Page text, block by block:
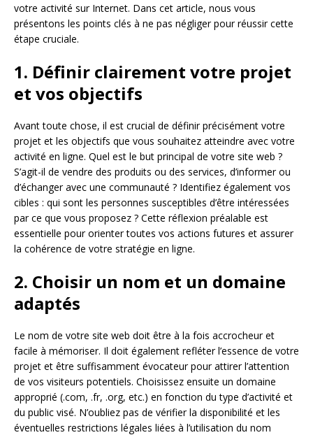
votre activité sur Internet. Dans cet article, nous vous
présentons les points clés à ne pas négliger pour réussir cette
étape cruciale.
1. Définir clairement votre projet
et vos objectifs
Avant toute chose, il est crucial de définir précisément votre
projet et les objectifs que vous souhaitez atteindre avec votre
activité en ligne. Quel est le but principal de votre site web ?
S’agit-il de vendre des produits ou des services, d’informer ou
d’échanger avec une communauté ? Identifiez également vos
cibles : qui sont les personnes susceptibles d’être intéressées
par ce que vous proposez ? Cette réflexion préalable est
essentielle pour orienter toutes vos actions futures et assurer
la cohérence de votre stratégie en ligne.
2. Choisir un nom et un domaine
adaptés
Le nom de votre site web doit être à la fois accrocheur et
facile à mémoriser. Il doit également refléter l’essence de votre
projet et être suffisamment évocateur pour attirer l’attention
de vos visiteurs potentiels. Choisissez ensuite un domaine
approprié (.com, .fr, .org, etc.) en fonction du type d’activité et
du public visé. N’oubliez pas de vérifier la disponibilité et les
éventuelles restrictions légales liées à l’utilisation du nom